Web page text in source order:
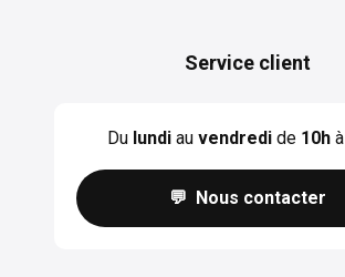
Service client
Du lundiau vendredide 10hà
💬 Nous contacter